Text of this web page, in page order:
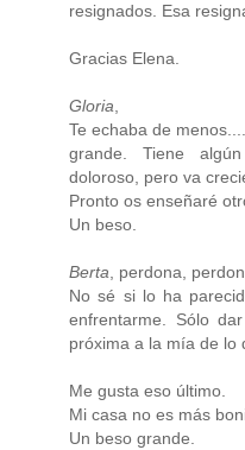
resignados. Esa
Gracias Elena.
Gloria
Te echaba de
grande. Tiene
doloroso, pero va
Pronto os enseñaré
Un beso.
Berta , perdona,
No sé si lo ha
enfrentarme. Sólo
próxima a la mía de lo
Me gusta eso último.
Mi casa no es más
Un beso grande.